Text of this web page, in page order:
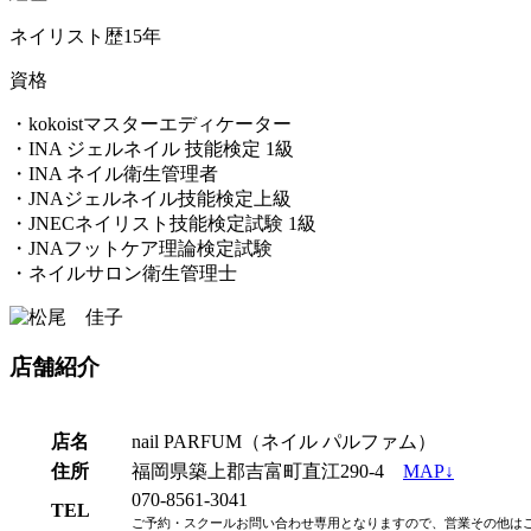
ネイリスト歴15年
資格
・kokoistマスターエディケーター
・INA ジェルネイル 技能検定 1級
・INA ネイル衛生管理者
・JNAジェルネイル技能検定上級
・JNECネイリスト技能検定試験 1級
・JNAフットケア理論検定試験
・ネイルサロン衛生管理士
店舗紹介
店名
nail PARFUM（ネイル パルファム）
住所
福岡県築上郡吉富町直江290-4 MAP↓
TEL
070-8561-3041
ご予約・スクールお問い合わせ専用となりますので、営業その他は